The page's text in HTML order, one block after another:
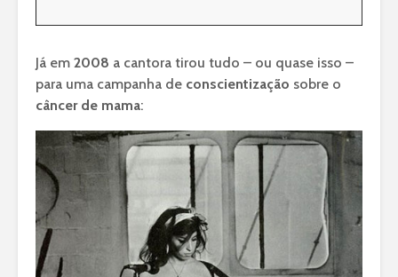
Já em 2008 a cantora tirou tudo – ou quase isso –
para uma campanha de conscientização sobre o
câncer de mama: